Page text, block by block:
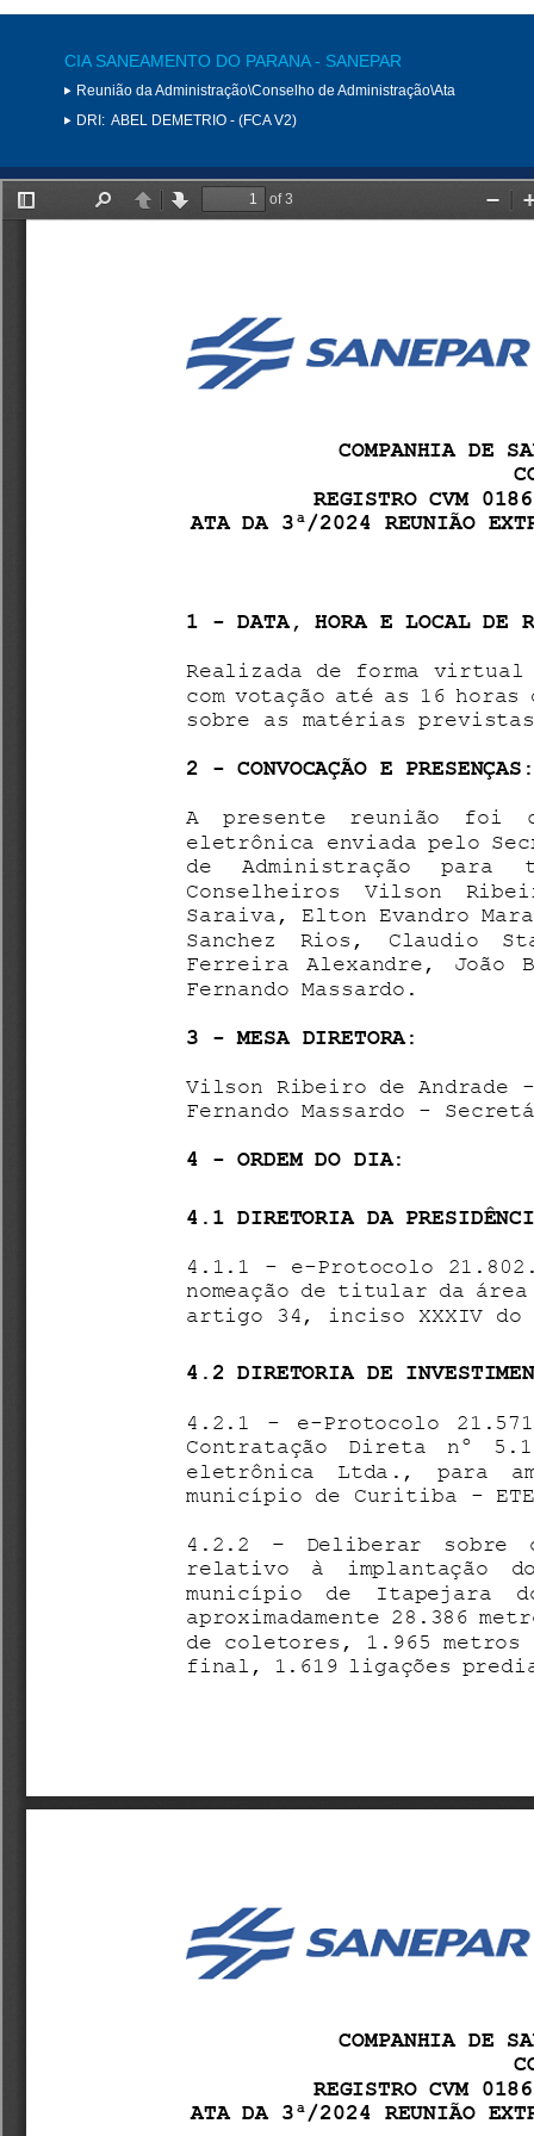
CIA SANEAMENTO DO PARANA - SANEPAR
Reunião da Administração\Conselho de Administração\Ata
DRI: ABEL DEMETRIO - (FCA V2)